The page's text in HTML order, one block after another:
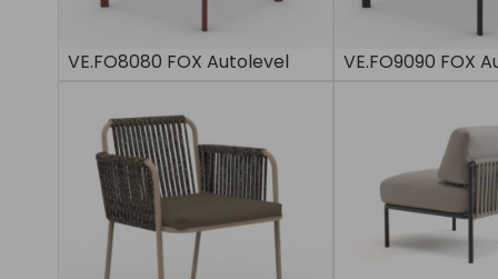
VE.FO8080 FOX Autolevel VE.FO9090 FOX